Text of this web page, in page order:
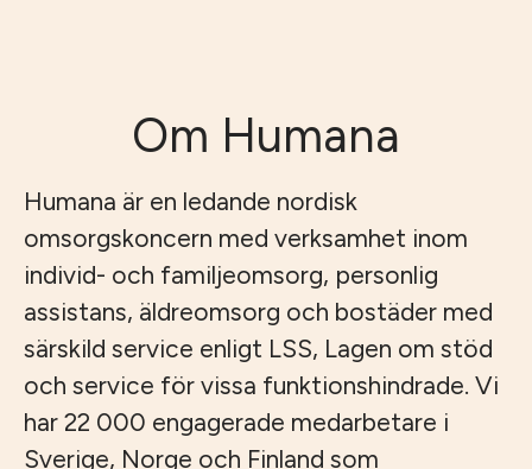
Om Humana
Humana är en ledande nordisk
omsorgskoncern med verksamhet inom
individ- och familjeomsorg, personlig
assistans, äldreomsorg och bostäder med
särskild service enligt LSS, Lagen om stöd
och service för vissa funktionshindrade. Vi
har 22 000 engagerade medarbetare i
Sverige, Norge och Finland som